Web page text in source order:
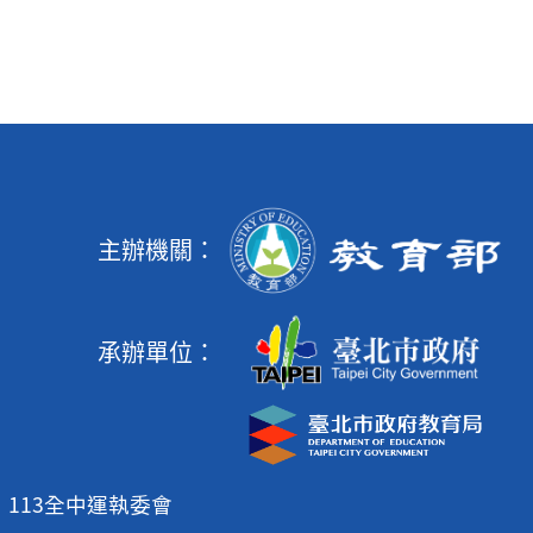
主辦機關：
承辦單位：
113全中運執委會